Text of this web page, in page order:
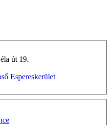
út 19.
Espereskerület